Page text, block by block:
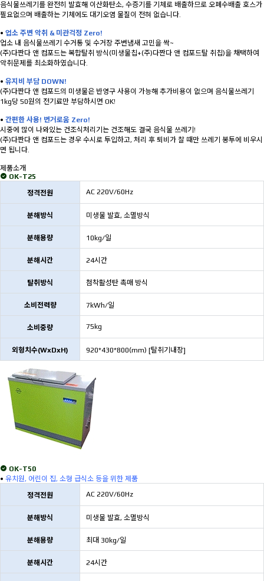
음식물쓰레기를 완전히 발효해 이산화탄소, 수증기를 기체로 배출하므로 오폐수배출 호스가
필요없으며 배출하는 기체에도 대기오염 물질이 전혀 없습니다.
• 업소 주변 악취 & 미관걱정 Zero!
업소 내 음식물쓰레기 수거통 및 수거장 주변냄새 고민을 싹~
(주)다짠다 앤 컴포드는 복합탈취 방식(미생물칩+(주)다짠다 앤 컴포드탈 취칩)을 채택하여
악취문제를 최소화하였습니다.
• 유지비 부담 DOWN!
(주)다짠다 앤 컴포드의 미생물은 반영구 사용이 가능해 추가비용이 없으며 음식물쓰레기
1kg당 50원의 전기료만 부담하시면 OK!
• 간편한 사용! 번거로움 Zero!
시중에 많이 나와있는 건조식처리기는 건조해도 결국 음식물 쓰레기!
(주)다짠다 앤 컴포드는 경우 수시로 투입하고, 처리 후 퇴비가 찰 때만 쓰레기 봉투에 비우시
면 됩니다.
제품소개
OK-T25
정격전원
AC 220V/60Hz
분해방식 미생물 발효, 소멸방식
분해용량 10kg/일
분해시간 24시간
탈취방식 첨착활성탄 촉매 방식
소비전력량 7kWh/일
소비중량 75kg
외형치수(WxDxH) 920*430*800(mm) [탈취기내장]
OK-T50
• 유치원, 어린이 집, 소형 급식소 등을 위한 제품
정격전원
AC 220V/60Hz
분해방식 미생물 발효, 소멸방식
분해용량 최대 30kg/일
분해시간 24시간